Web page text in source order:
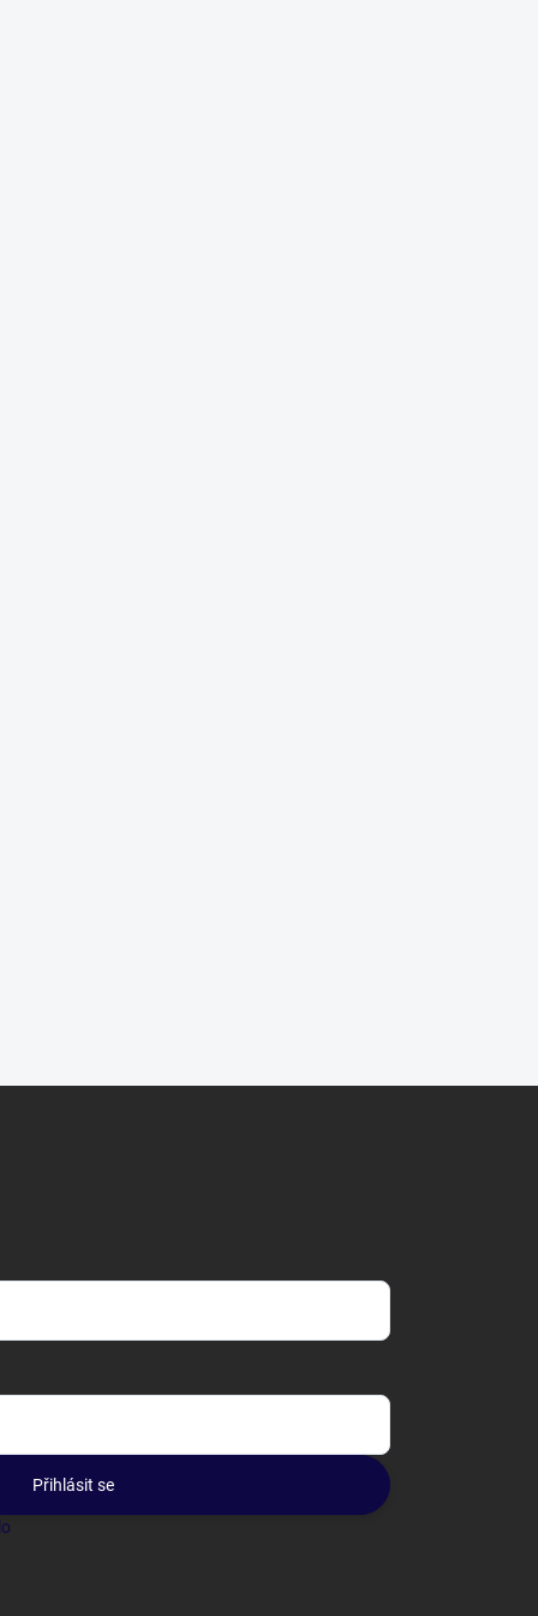
Přihlásit se